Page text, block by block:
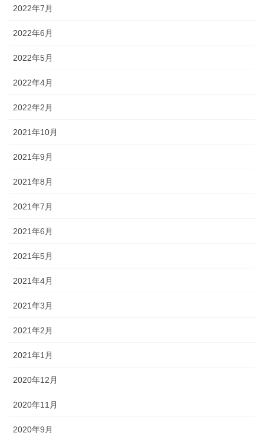
2022年7月
2022年6月
2022年5月
2022年4月
2022年2月
2021年10月
2021年9月
2021年8月
2021年7月
2021年6月
2021年5月
2021年4月
2021年3月
2021年2月
2021年1月
2020年12月
2020年11月
2020年9月